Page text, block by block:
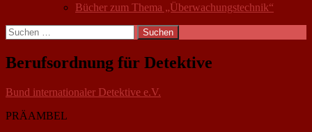
Bücher zum Thema „Überwachungstechnik“
Suchen
nach:
Berufsordnung für Detektive
Bund internationaler Detektive e.V.
PRÄAMBEL